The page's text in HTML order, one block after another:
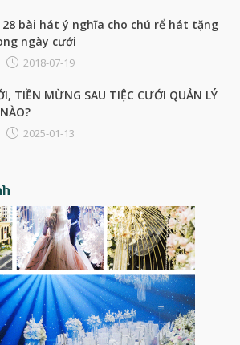
bài hát ý nghĩa cho chú rể hát tặng
ngày cưới
2018-07-19
TIỀN MỪNG SAU TIỆC CƯỚI QUẢN LÝ
2025-01-13